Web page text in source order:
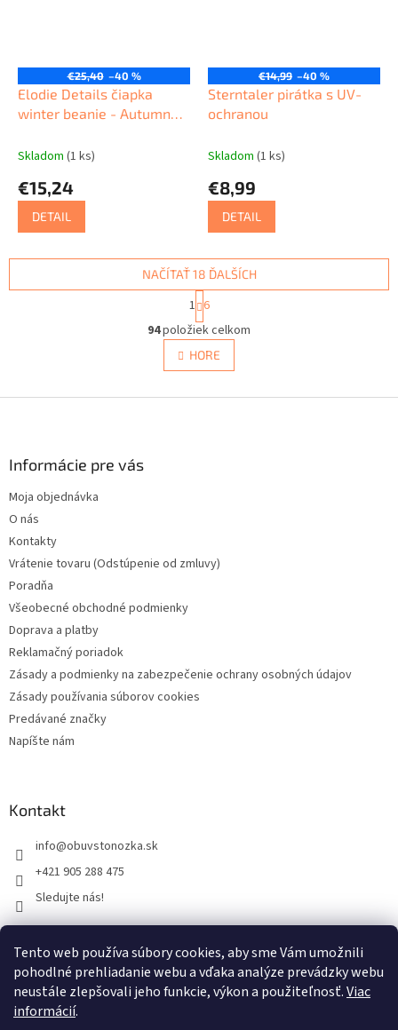
Tento web používa súbory cookies, aby sme Vám umožnili
pohodlné prehliadanie webu a vďaka analýze prevádzky webu
neustále zlepšovali jeho funkcie, výkon a použiteľnosť.Viac
informácií.
€25,40 –40 %
Elodie Details čiapka
winter beanie - Autumn
Skladom (1 ks)
€15,24
DETAIL
€14,99 –40 %
Sterntaler pirátka s UV-
ochranou
Skladom (1 ks)
€8,99
DETAIL
O
v
l
á
v
ý
NAČÍTAŤ 18 ĎALŠÍCH
S
t
r
á
n
k
v
1 6
94položiek celkom
HORE
Informácie pre vás
Moja objednávka
O nás
Kontakty
Vrátenie tovaru (Odstúpenie od zmluvy)
Poradňa
Všeobecné obchodné podmienky
Doprava a platby
Reklamačný poriadok
Zásady a podmienky na zabezpečenie ochrany osobných údajov
Zásady používania súborov cookies
Predávané značky
Napíšte nám
Kontakt
info@obuvstonozka.sk
+421 905 288 475
Sledujte nás!
Facebook